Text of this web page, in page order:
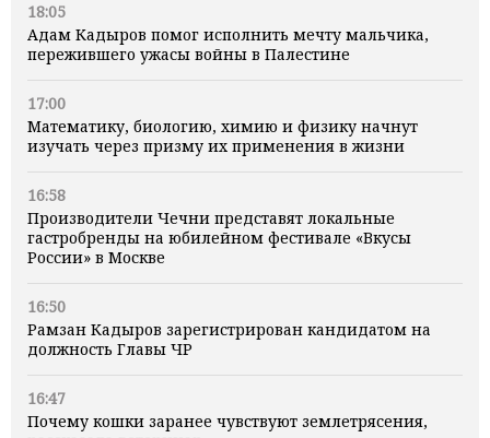
18:05
Адам Кадыров помог исполнить мечту мальчика,
пережившего ужасы войны в Палестине
17:00
Математику, биологию, химию и физику начнут
изучать через призму их применения в жизни
16:58
Производители Чечни представят локальные
гастробренды на юбилейном фестивале «Вкусы
России» в Москве
16:50
Рамзан Кадыров зарегистрирован кандидатом на
должность Главы ЧР
16:47
Почему кошки заранее чувствуют землетрясения,